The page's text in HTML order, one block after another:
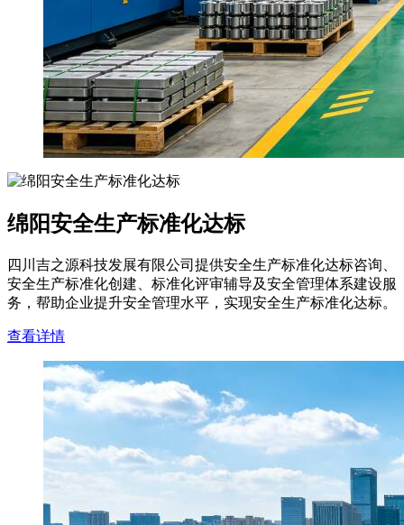
绵阳安全生产标准化达标
四川吉之源科技发展有限公司提供安全生产标准化达标咨询、
安全生产标准化创建、标准化评审辅导及安全管理体系建设服
务，帮助企业提升安全管理水平，实现安全生产标准化达标。
查看详情